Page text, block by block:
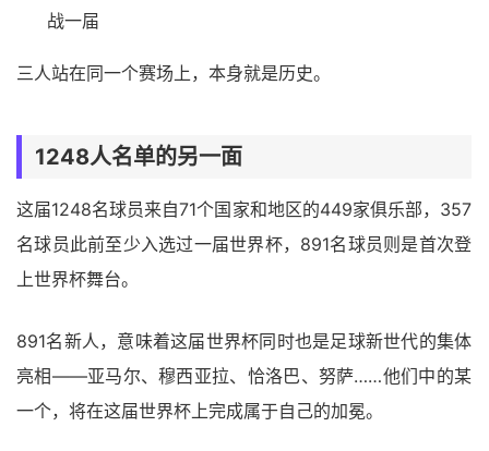
战一届
三人站在同一个赛场上，本身就是历史。
1248人名单的另一面
这届1248名球员来自71个国家和地区的449家俱乐部，357
名球员此前至少入选过一届世界杯，891名球员则是首次登
上世界杯舞台。
891名新人，意味着这届世界杯同时也是足球新世代的集体
亮相——亚马尔、穆西亚拉、恰洛巴、努萨……他们中的某
一个，将在这届世界杯上完成属于自己的加冕。